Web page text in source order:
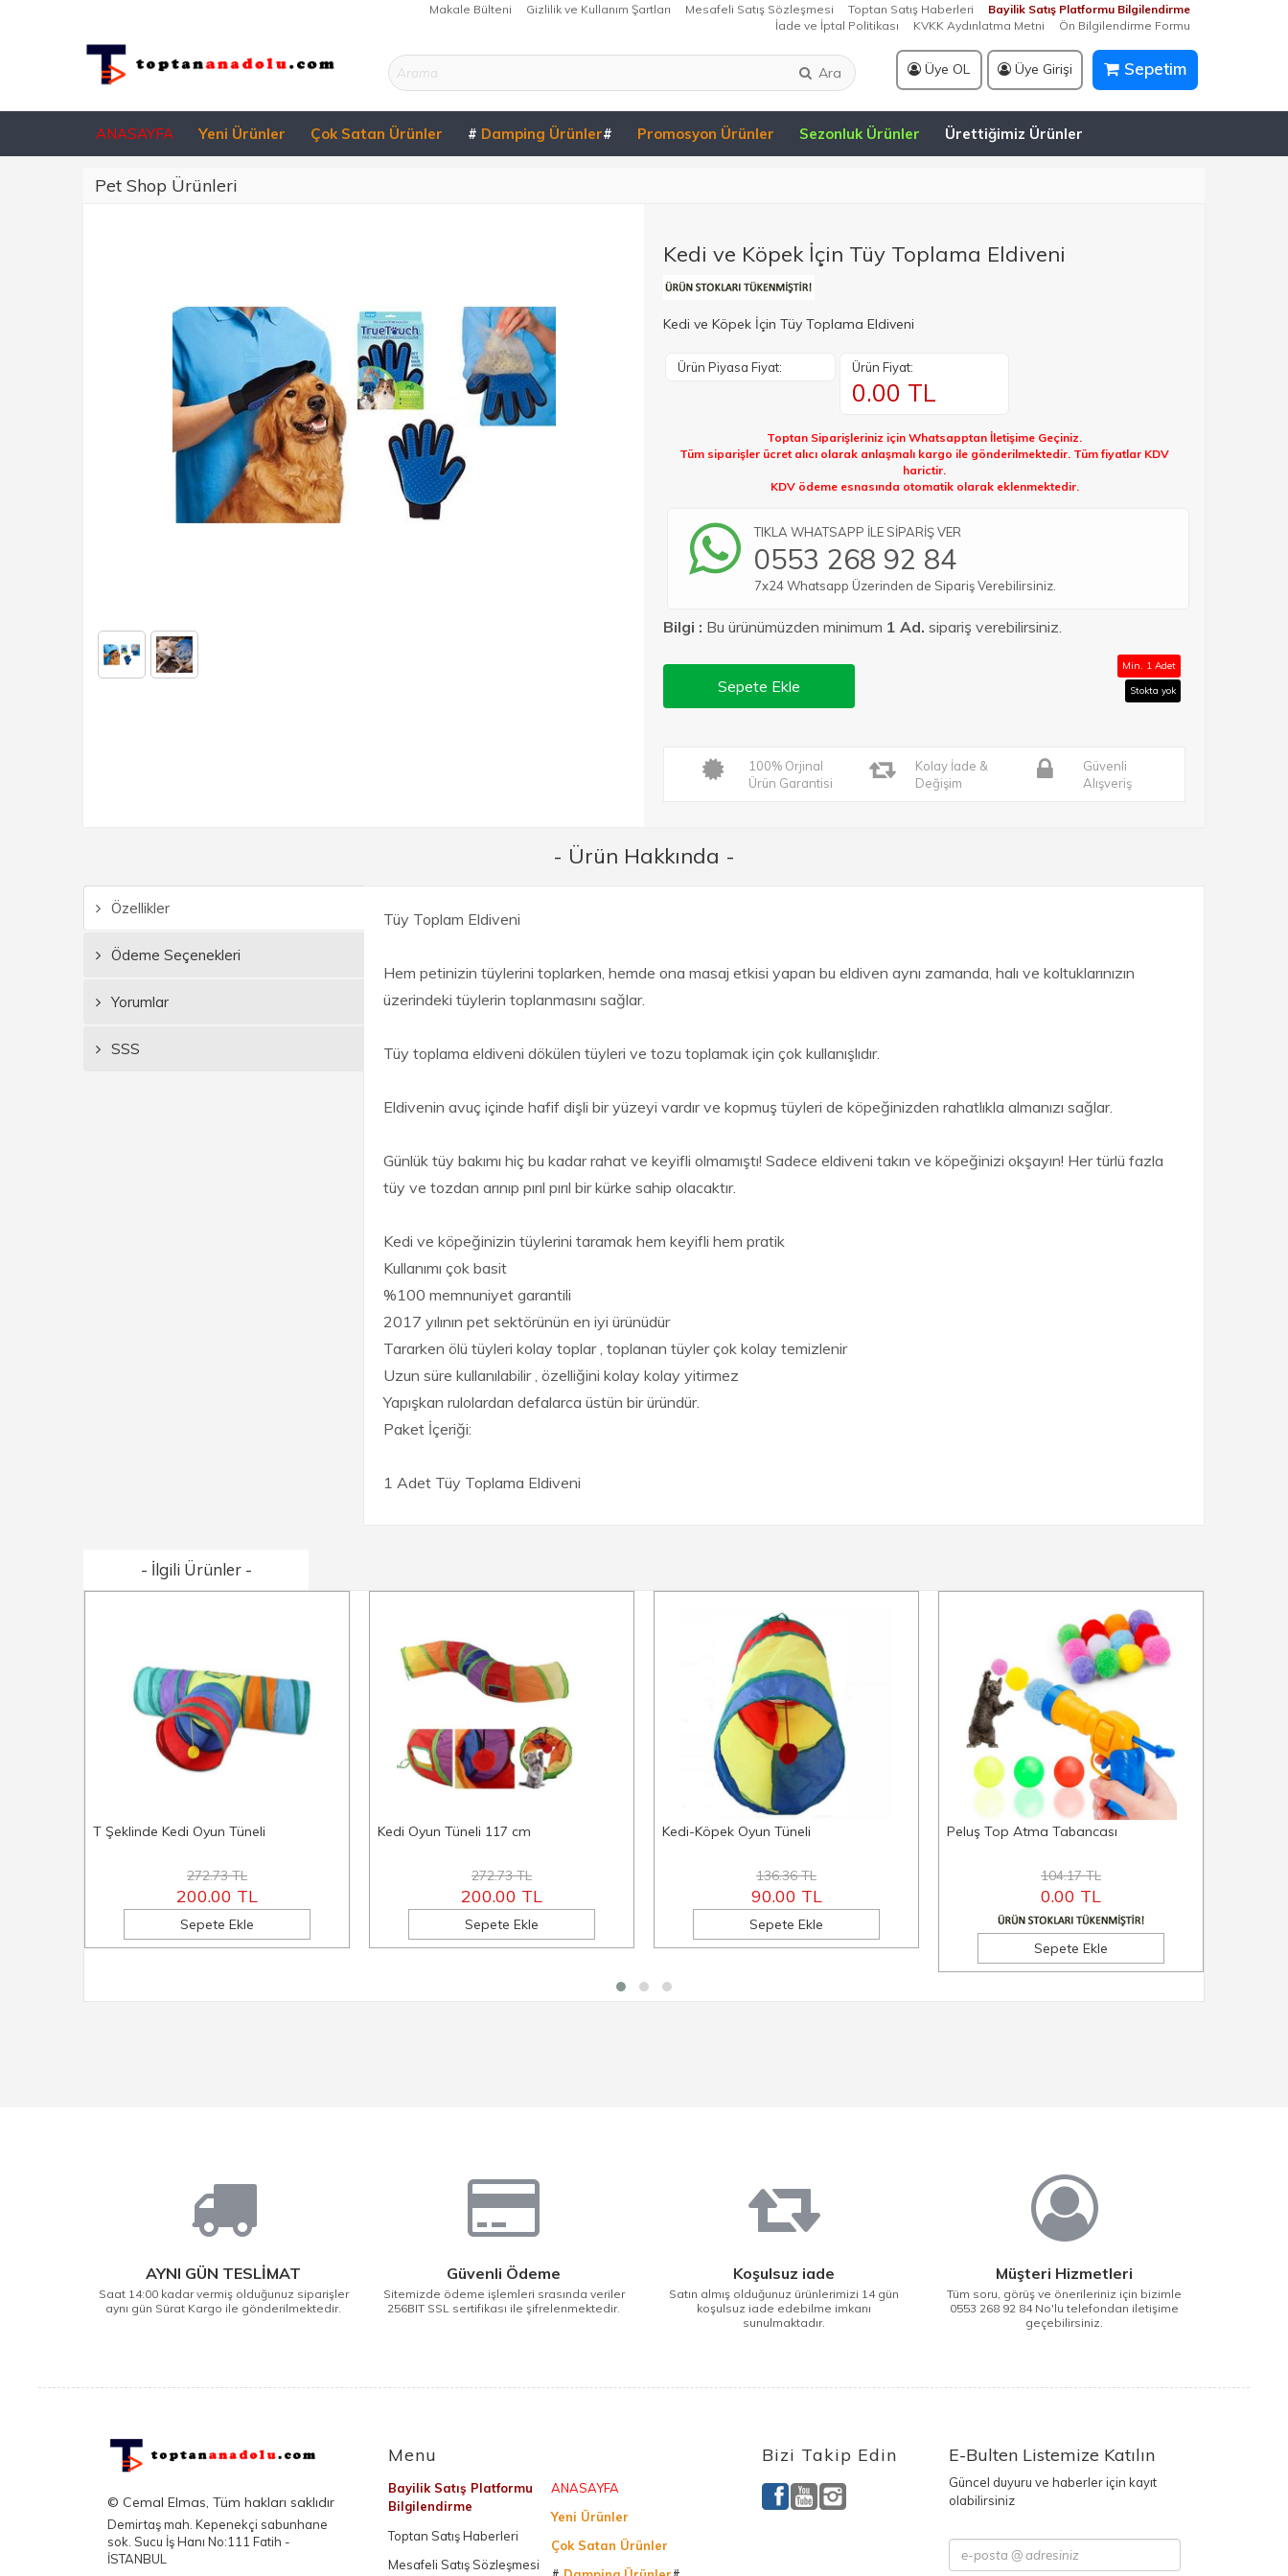
Bayilik Satış Platformu Bilgilendirme
Toptan Satış Haberleri
Mesafeli Satış Sözleşmesi
Gizlilik ve Kullanım Şartları
Makale Bülteni
Ön Bilgilendirme Formu
KVKK Aydınlatma Metni
İade ve İptal Politikası
Ara Üye OL Üye Girişi Sepetim
ANASAYFA Yeni Ürünler Çok Satan Ürünler # Damping Ürünler# Promosyon Ürünler Sezonluk Ürünler Ürettiğimiz Ürünler
Pet Shop Ürünleri
Kedi ve Köpek İçin Tüy Toplama Eldiveni
Kedi ve Köpek İçin Tüy Toplama Eldiveni
Ürün Piyasa Fiyat: Ürün Fiyat:
0.00 TL
Toptan Siparişleriniz için Whatsapptan İletişime Geçiniz.
Tüm siparişler ücret alıcı olarak anlaşmalı kargo ile gönderilmektedir. Tüm fiyatlar KDV
harictir.
KDV ödeme esnasında otomatik olarak eklenmektedir.
TIKLA WHATSAPP İLE SİPARİŞ VER
0553 268 92 84
7x24 Whatsapp Üzerinden de Sipariş Verebilirsiniz.
Bilgi : Bu ürünümüzden minimum 1 Ad. sipariş verebilirsiniz.
Sepete Ekle
Min. 1 Adet
Stokta yok
100% Orjinal
Ürün Garantisi
Kolay İade &
Değişim
Güvenli
Alışveriş
- Ürün Hakkında -
Özellikler
Ödeme Seçenekleri
Yorumlar
SSS
Tüy Toplam Eldiveni
Hem petinizin tüylerini toplarken, hemde ona masaj etkisi yapan bu eldiven aynı zamanda, halı ve koltuklarınızın
üzerindeki tüylerin toplanmasını sağlar.
Tüy toplama eldiveni dökülen tüyleri ve tozu toplamak için çok kullanışlıdır.
Eldivenin avuç içinde hafif dişli bir yüzeyi vardır ve kopmuş tüyleri de köpeğinizden rahatlıkla almanızı sağlar.
Günlük tüy bakımı hiç bu kadar rahat ve keyifli olmamıştı! Sadece eldiveni takın ve köpeğinizi okşayın! Her türlü fazla
tüy ve tozdan arınıp pırıl pırıl bir kürke sahip olacaktır.
Kedi ve köpeğinizin tüylerini taramak hem keyifli hem pratik
Kullanımı çok basit
%100 memnuniyet garantili
2017 yılının pet sektörünün en iyi ürünüdür
Tararken ölü tüyleri kolay toplar , toplanan tüyler çok kolay temizlenir
Uzun süre kullanılabilir , özelliğini kolay kolay yitirmez
Yapışkan rulolardan defalarca üstün bir üründür.
Paket İçeriği:
1 Adet Tüy Toplama Eldiveni
- İlgili Ürünler -
T Şeklinde Kedi Oyun Tüneli
272.73 TL
200.00 TL
Sepete Ekle
Kedi Oyun Tüneli 117 cm
272.73 TL
200.00 TL
Sepete Ekle
Kedi-Köpek Oyun Tüneli
136.36 TL
90.00 TL
Sepete Ekle
Peluş Top Atma Tabancası
104.17 TL
0.00 TL
Sepete Ekle
AYNI GÜN TESLİMAT
Saat 14:00 kadar vermiş olduğunuz siparişler
aynı gün Sürat Kargo ile gönderilmektedir.
Güvenli Ödeme
Sitemizde ödeme işlemleri srasında veriler
256BIT SSL sertifikası ile şifrelenmektedir.
Koşulsuz iade
Satın almış olduğunuz ürünlerimizi 14 gün
koşulsuz iade edebilme imkanı
sunulmaktadır.
Müşteri Hizmetleri
Tüm soru, görüş ve önerileriniz için bizimle
0553 268 92 84 No'lu telefondan iletişime
geçebilirsiniz.
© Cemal Elmas, Tüm hakları saklıdır
Demirtaş mah. Kepenekçi sabunhane
sok. Sucu İş Hanı No:111 Fatih -
İSTANBUL
Menu
Bayilik Satış Platformu
Bilgilendirme
Toptan Satış Haberleri
Mesafeli Satış Sözleşmesi
ANASAYFA
Yeni Ürünler
Çok Satan Ürünler
Bizi Takip Edin E-Bulten Listemize Katılın
Güncel duyuru ve haberler için kayıt
olabilirsiniz